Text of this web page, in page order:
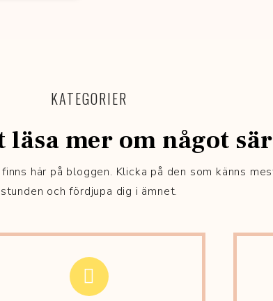
KATEGORIER
läsa mer om något
här på bloggen. Klicka på den som känns
stunden och fördjupa dig i ämnet.